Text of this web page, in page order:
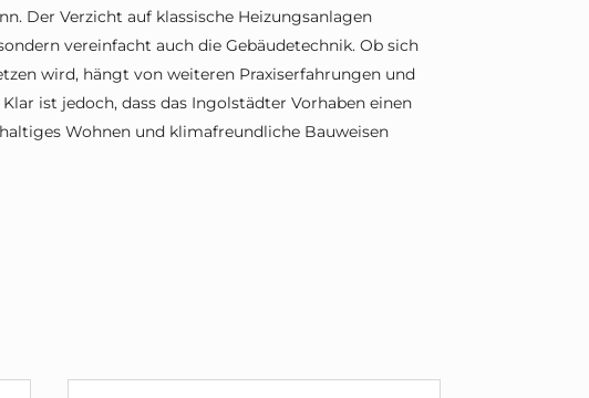
Der Verzicht auf klassische Heizungsanlagen
vereinfacht auch die Gebäudetechnik. Ob sich
wird, hängt von weiteren Praxiserfahrungen und
ist jedoch, dass das Ingolstädter Vorhaben einen
Wohnen und klimafreundliche Bauweisen